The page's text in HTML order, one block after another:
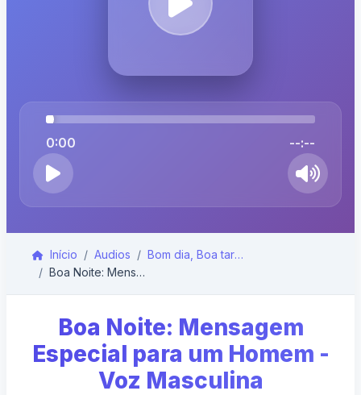
0:00 --:--
Início Audios
Bom dia, Boa tarde e Boa Noite
Boa Noite: Mensagem Especial para um Homem - Voz M...
Boa Noite: Mensagem
Especial para um Homem -
Voz Masculina